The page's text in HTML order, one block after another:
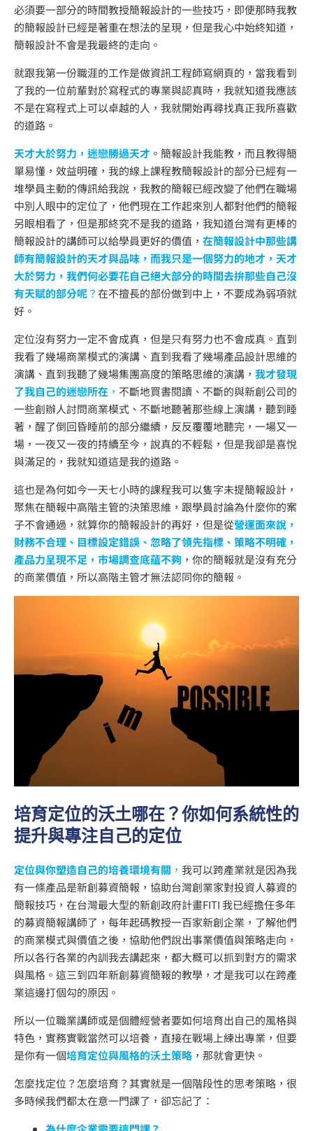
必須要一部分的時間教授簡報設計的一些技巧，即便那時我教
的簡報設計已經是著重在想法的呈現，但是我心中始終知道，
簡報設計不會是我最終的走向。
就跟我第一份職涯的工作是做資訊工程師寫網頁的，當我看到
了我的一位前輩對於寫程式的專業與認真時，我就知道我應該
不是在寫程式上可以卓越的人，我就開始再尋找真正我所喜歡
的道路。
天才大於努力，迷戀勝過天才 。簡報設計我能教，而且教得簡
單易懂，效益明確，我的線上課程教簡報設計的部分已經有一
堆學員主動的傳訊給我說，我教的簡報已經改變了他們在職場
中別人眼中的定位了，他們現在工作起來別人都對他們的簡報
另眼相看了，但是那終究不是我的道路，我知道台灣有更棒的
簡報設計的講師可以給學員更好的價值， 在簡報設計中那些講
師有簡報設計的天才與品味，而我只是一個努力的地才，天才
大於努力，我們何必要花自己絕大部分的時間去拚那些自己沒
有天賦的部分呢？在不擅長的部份做到中上，不要成為弱項就
好。
定位沒有努力一定不會成真，但是只有努力也不會成真。直到
我看了幾場商業模式的演講、直到我看了幾場產品設計思維的
演講、直到我聽了幾場集團高度的策略思維的演講， 我才發現
了我自己的迷戀所在 ， 不斷地買書閱讀、不斷的與新創公司的
一些創辦人討問商業模式、不斷地聽著那些線上演講，聽到睡
著，醒了倒回昏睡前的部分繼續，反反覆覆地聽完，一場又一
場，一夜又一夜的持續至今，說真的不輕鬆，但是我卻是喜悅
與滿足的，我就知道這是我的道路。
這也是為何如今一天七小時的課程我可以隻字未提簡報設計，
聚焦在簡報中高階主管的決策思維，跟學員討論為什麼你的案
子不會通過，就算你的簡報設計的再好，但是從營運面來說，
財務不合理、目標設定錯誤、忽略了領先指標、策略不明確，
產品力呈現不足，市場調查底蘊不夠 ，你的簡報就是沒有充分
的商業價值，所以高階主管才無法認同你的簡報。
培育定位的沃土哪在？你如何系統性的
提升與專注自己的定位
定位與你塑造自己的培養環境有關 ， 我可以跨產業就是因為我
有一條產品是新創募資簡報，協助台灣創業家對投資人募資的
簡報技巧，在台灣最大型的新創政府計畫FITI 我已經擔任多年
的募資簡報講師了，每年起碼教授一百家新創企業，了解他們
的商業模式與價值之後，協助他們說出事業價值與策略走向，
所以各行各業的內訓我去講起來，都大概可以抓到對方的需求
與風格。這三到四年新創募資簡報的教學，才是我可以在跨產
業這邊打個勾的原因。
所以一位職業講師或是個體經營者要如何培育出自己的風格與
特色，實務實戰當然可以培養，直接在戰場上練出專業，但要
是你有一個培育定位與風格的沃土策略 ，那就會更快。
怎麼找定位？怎麼培育？其實就是一個階段性的思考策略，很
多時候我們都太在意一門課了，卻忘記了：